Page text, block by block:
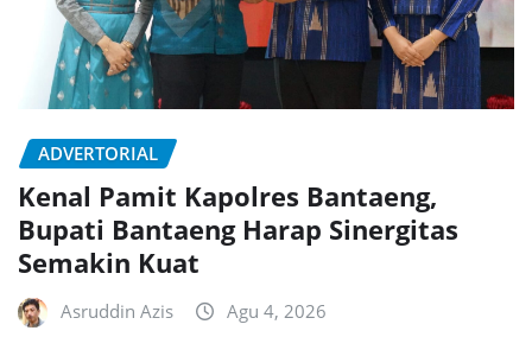
ADVERTORIAL
Kenal Pamit Kapolres Bantaeng,
Bupati Bantaeng Harap Sinergitas
Semakin Kuat
Asruddin Azis Agu 4, 2026